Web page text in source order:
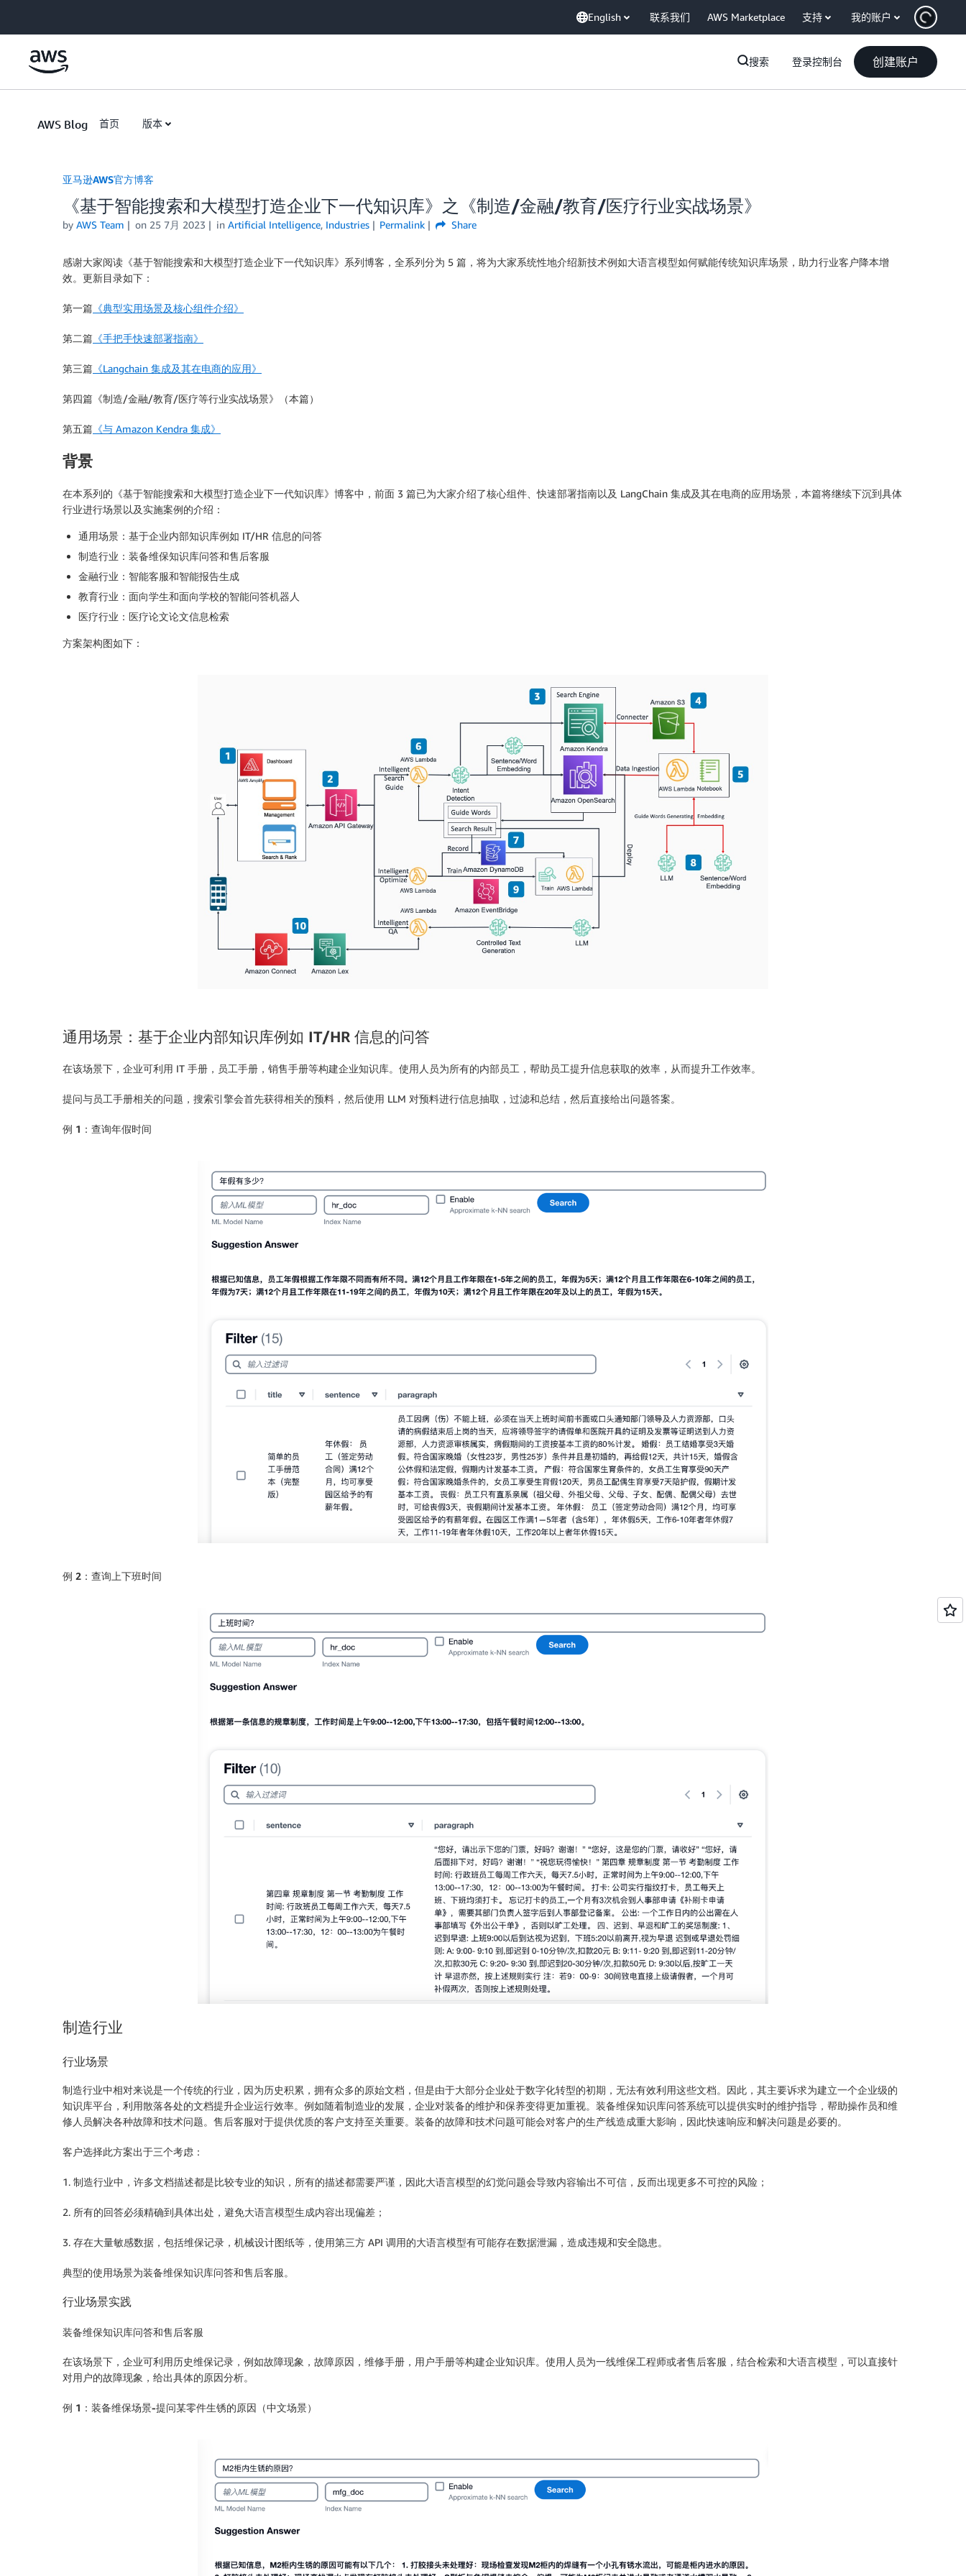
English 联系我们 AWS Marketplace 支持 我的账户
搜索 登录控制台 创建账户
AWS Blog 首页 版本
亚马逊AWS官方博客
《基于智能搜索和大模型打造企业下一代知识库》之《制造/金融/教育/医疗行业实战场景》
by AWS Team on 25 7月 2023 in Artificial Intelligence, Industries Permalink Share
感谢大家阅读《基于智能搜索和大模型打造企业下一代知识库》系列博客，全系列分为 5 篇，将为大家系统性地介绍新技术例如大语言模型如何赋能传统知识库场景，助力行业客户降本增
效。更新目录如下：
第一篇 《典型实用场景及核心组件介绍》
第二篇 《手把手快速部署指南》
第三篇 《Langchain 集成及其在电商的应用》
第四篇《制造/金融/教育/医疗等行业实战场景》（本篇）
第五篇 《与 Amazon Kendra 集成》
背景
在本系列的《基于智能搜索和大模型打造企业下一代知识库》博客中，前面 3 篇已为大家介绍了核心组件、快速部署指南以及 LangChain 集成及其在电商的应用场景，本篇将继续下沉到具体
行业进行场景以及实施案例的介绍：
通用场景：基于企业内部知识库例如 IT/HR 信息的问答
制造行业：装备维保知识库问答和售后客服
金融行业：智能客服和智能报告生成
教育行业：面向学生和面向学校的智能问答机器人
医疗行业：医疗论文论文信息检索
方案架构图如下：
通用场景：基于企业内部知识库例如 IT/HR 信息的问答
在该场景下，企业可利用 IT 手册，员工手册，销售手册等构建企业知识库。使用人员为所有的内部员工，帮助员工提升信息获取的效率，从而提升工作效率。
提问与员工手册相关的问题，搜索引擎会首先获得相关的预料，然后使用 LLM 对预料进行信息抽取，过滤和总结，然后直接给出问题答案。
例 1：查询年假时间
例 2：查询上下班时间
制造行业
行业场景
制造行业中相对来说是一个传统的行业，因为历史积累，拥有众多的原始文档，但是由于大部分企业处于数字化转型的初期，无法有效利用这些文档。因此，其主要诉求为建立一个企业级的
知识库平台，利用散落各处的文档提升企业运行效率。例如随着制造业的发展，企业对装备的维护和保养变得更加重视。装备维保知识库问答系统可以提供实时的维护指导，帮助操作员和维
修人员解决各种故障和技术问题。售后客服对于提供优质的客户支持至关重要。装备的故障和技术问题可能会对客户的生产线造成重大影响，因此快速响应和解决问题是必要的。
客户选择此方案出于三个考虑：
1. 制造行业中，许多文档描述都是比较专业的知识，所有的描述都需要严谨，因此大语言模型的幻觉问题会导致内容输出不可信，反而出现更多不可控的风险；
2. 所有的回答必须精确到具体出处，避免大语言模型生成内容出现偏差；
3. 存在大量敏感数据，包括维保记录，机械设计图纸等，使用第三方 API 调用的大语言模型有可能存在数据泄漏，造成违规和安全隐患。
典型的使用场景为装备维保知识库问答和售后客服。
行业场景实践
装备维保知识库问答和售后客服
在该场景下，企业可利用历史维保记录，例如故障现象，故障原因，维修手册，用户手册等构建企业知识库。使用人员为一线维保工程师或者售后客服，结合检索和大语言模型，可以直接针
对用户的故障现象，给出具体的原因分析。
例 1：装备维保场景-提问某零件生锈的原因（中文场景）